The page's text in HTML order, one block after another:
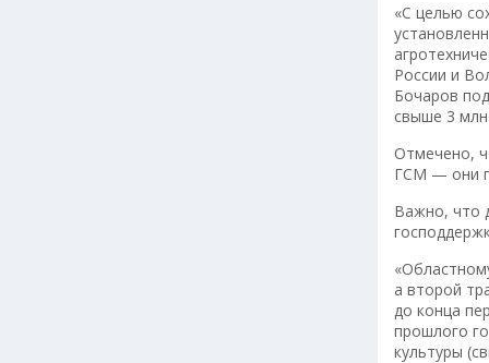
«С целью
России и
Бочаров
свыше 3 млн
Отмечено,
ГСМ — они
Важно, что
а второй
до конца
прошлого
культуры